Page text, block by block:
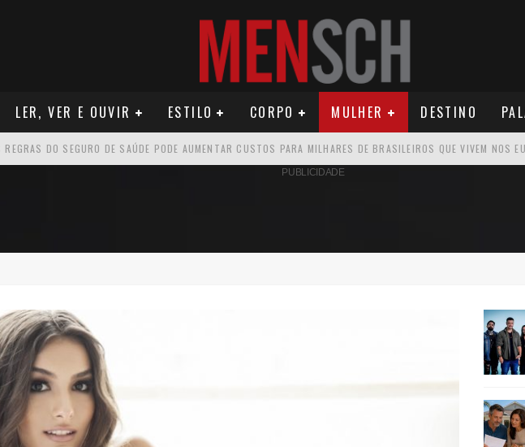
LER, VER E OUVIR ESTILO CORPO MULHER DESTINO
DO SEGURO DE SAÚDE PODE AUMENTAR CUSTOS PARA MILHARES DE BRASILEIROS QUE VIVEM NOS
ENTRE ALGORITMOS E PROPÓSITO HUMANO
VICTOR GONÇALVES COM SEU MAU MAU EM 'QUEM AMA CUIDA'
ASSISTIR NO STREAMING
PRESIDENTE DA GM NA AMÉRICA DO SUL E SEU LEGADO
REAFIRMA RECIFE COMO CELEIRO DAS ARTES EM NOITE DE REINAUGURAÇÃO
PUBLICIDADE